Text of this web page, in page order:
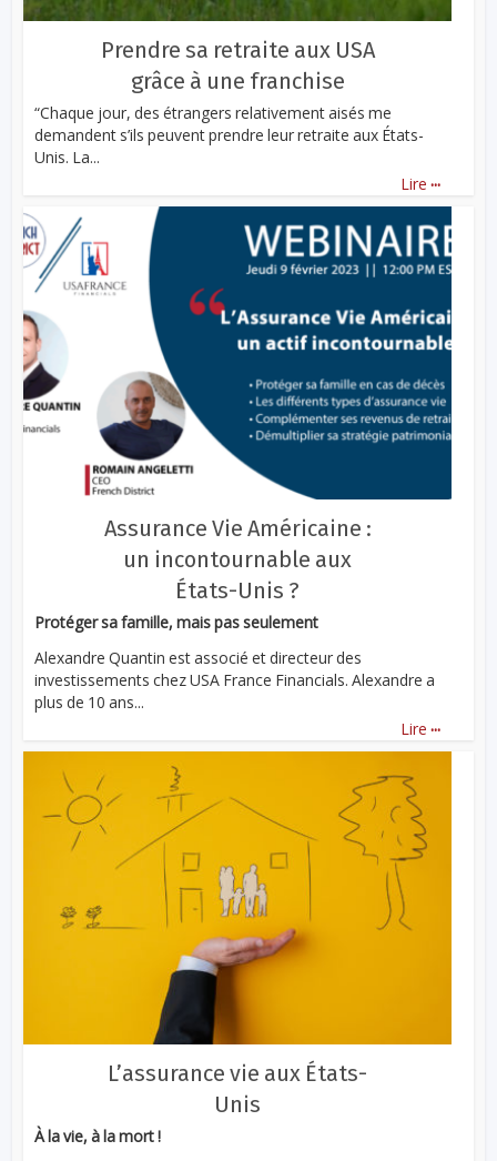
Prendre sa retraite aux USA
grâce à une franchise
“Chaque jour, des étrangers relativement aisés me
demandent s’ils peuvent prendre leur retraite aux États-
Unis. La...
Lire ...
Assurance Vie Américaine :
un incontournable aux
États-Unis ?
Protéger sa famille, mais pas seulement
Alexandre Quantin est associé et directeur des
investissements chez USA France Financials. Alexandre a
plus de 10 ans...
Lire ...
L’assurance vie aux États-
Unis
À la vie, à la mort !